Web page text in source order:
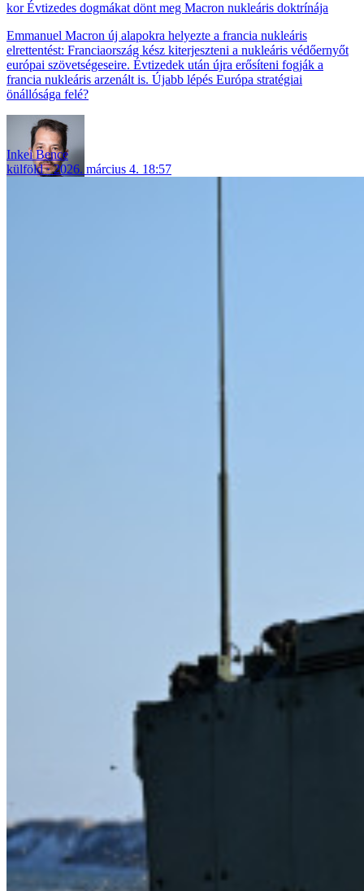
Évtizedes dogmákat dönt meg Macron nukleáris doktrínája
Emmanuel Macron új alapokra helyezte a francia nukleáris
elrettentést: Franciaország kész kiterjeszteni a nukleáris védőernyőt
európai szövetségeseire. Évtizedek után újra erősíteni fogják a
francia nukleáris arzenált is. Újabb lépés Európa stratégiai
önállósága felé?
Inkei Bence
külföld
2026. március 4. 18:57